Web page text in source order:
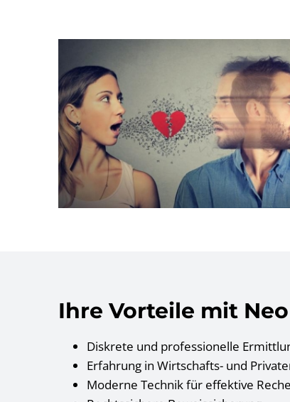
Ihre Vorteile mit Neo
Diskrete und professionelle
Erfahrung in Wirtschafts- und
Moderne Technik für effektive